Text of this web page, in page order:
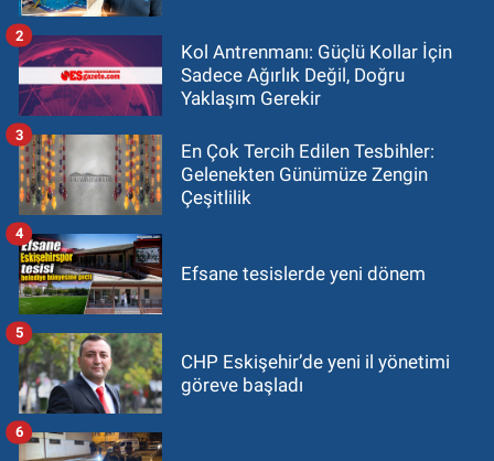
Kol Antrenmanı: Güçlü Kollar İçin
Sadece Ağırlık Değil, Doğru
Yaklaşım Gerekir
2
En Çok Tercih Edilen Tesbihler:
Gelenekten Günümüze Zengin
Çeşitlilik
3
Efsane tesislerde yeni dönem
4
CHP Eskişehir’de yeni il yönetimi
göreve başladı
5
6